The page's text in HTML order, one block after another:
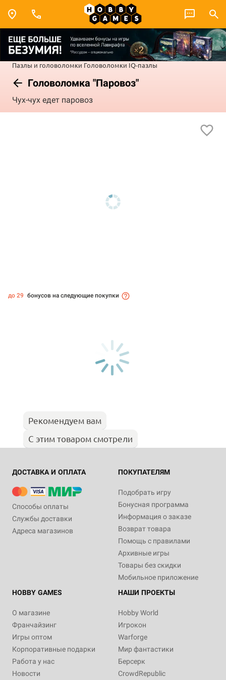
Пазлы и головоломки Головоломки IQ-пазлы
Головоломка "Паровоз"
Чух-чух едет паровоз
до 29 бонусов на следующие покупки
Рекомендуем вам
С этим товаром смотрели
ДОСТАВКА И ОПЛАТА
Способы оплаты
Службы доставки
Адреса магазинов
ПОКУПАТЕЛЯМ
Подобрать игру
Бонусная программа
Информация о заказе
Возврат товара
Помощь с правилами
Архивные игры
Товары без скидки
Мобильное приложение
HOBBY GAMES
О магазине
Франчайзинг
Игры оптом
Корпоративные подарки
Работа у нас
Новости
НАШИ ПРОЕКТЫ
Hobby World
Игрокон
Warforge
Мир фантастики
Берсерк
CrowdRepublic